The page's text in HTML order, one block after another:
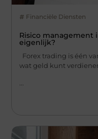
Financiële Diensten
Risico management
eigenlijk?
Forex trading is één
wat geld kunt